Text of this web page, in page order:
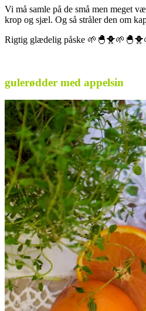
Vi må samle på de små men meget
krop og sjæl. Og så stråler den om
Rigtig glædelig påske
gulerødder med appelsin